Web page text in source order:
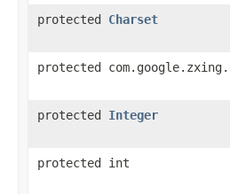
protected Charset
protected
protected Integer
protected int